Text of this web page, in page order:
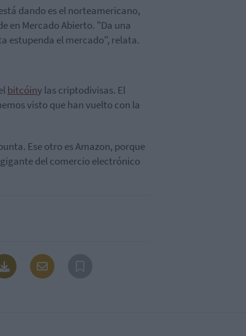
dando es el norteamericano,
en Mercado Abierto. "Da una
estupenda el mercado", relata.
bitcóiny las criptodivisas. El
visto que han vuelto con la
Ese otro es Amazon, porque
del comercio electrónico